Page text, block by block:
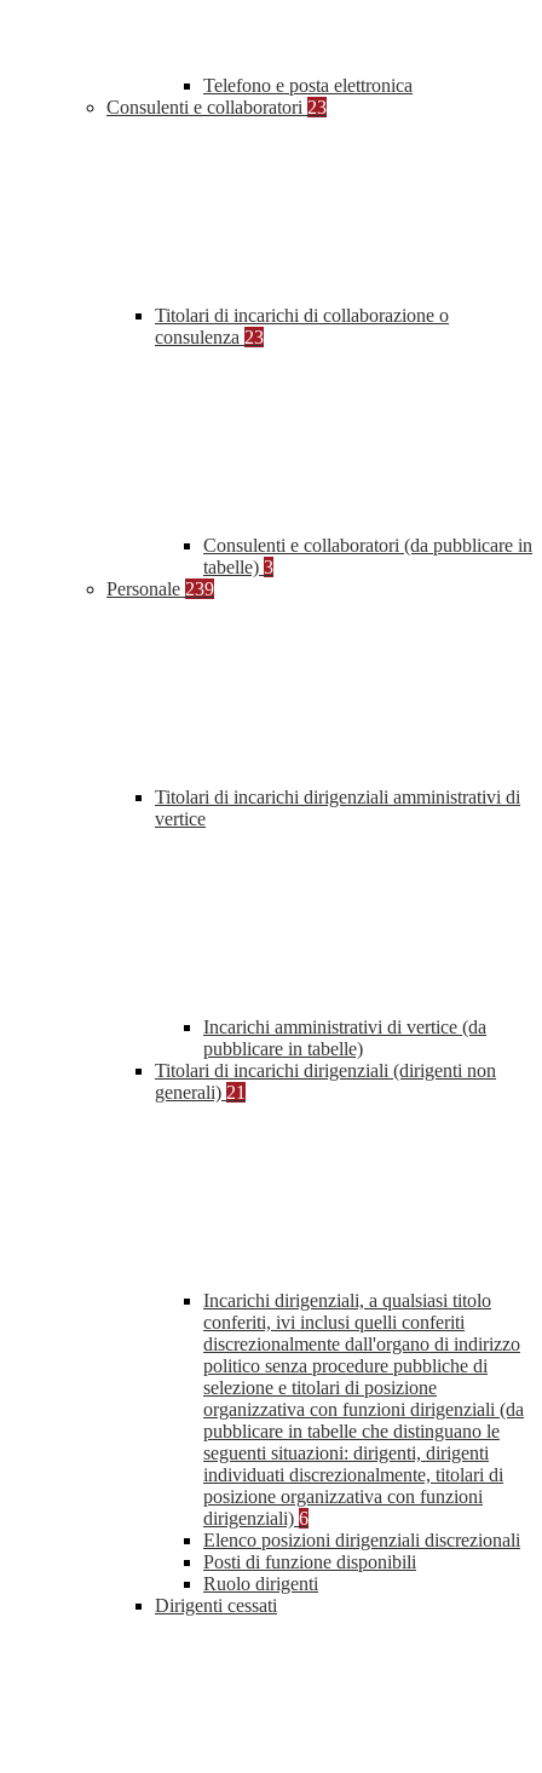
Telefono e posta elettronica
Consulenti e collaboratori 23
Titolari di incarichi di collaborazione o
consulenza 23
Consulenti e collaboratori (da pubblicare in
tabelle) 3
Personale 239
Titolari di incarichi dirigenziali amministrativi di
vertice
Incarichi amministrativi di vertice (da
pubblicare in tabelle)
Titolari di incarichi dirigenziali (dirigenti non
generali) 21
Incarichi dirigenziali, a qualsiasi titolo
conferiti, ivi inclusi quelli conferiti
discrezionalmente dall'organo di indirizzo
politico senza procedure pubbliche di
selezione e titolari di posizione
organizzativa con funzioni dirigenziali (da
pubblicare in tabelle che distinguano le
seguenti situazioni: dirigenti, dirigenti
individuati discrezionalmente, titolari di
posizione organizzativa con funzioni
dirigenziali) 6
Elenco posizioni dirigenziali discrezionali
Posti di funzione disponibili
Ruolo dirigenti
Dirigenti cessati